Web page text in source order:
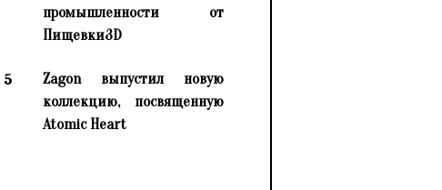
промышленности от
Пищевки3D
5
Zagon выпустил новую
коллекцию, посвященную
Atomic Heart